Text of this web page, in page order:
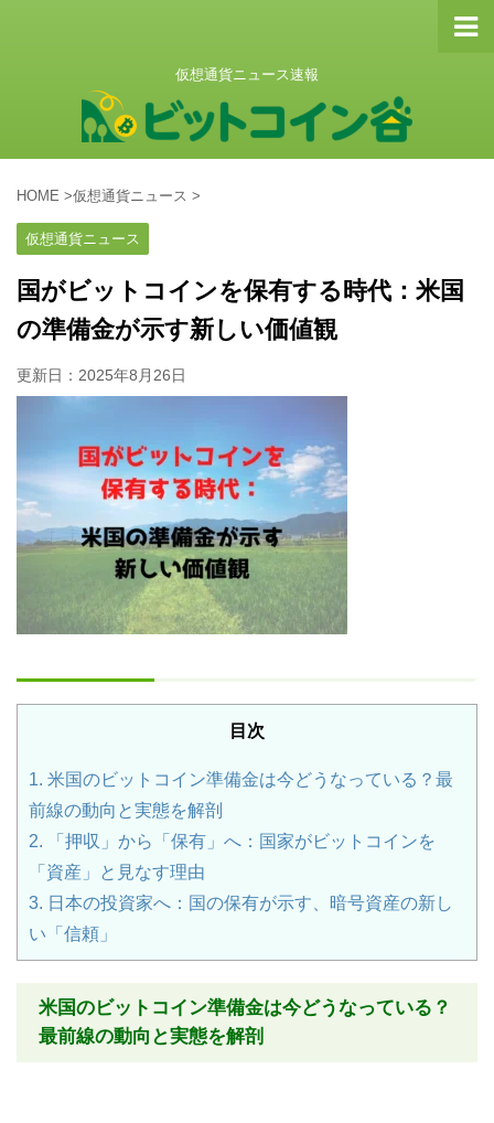
仮想通貨ニュース速報
HOME >仮想通貨ニュース >
仮想通貨ニュース
国がビットコインを保有する時代：米国
の準備金が示す新しい価値観
更新日： 2025年8月26日
目次
1. 米国のビットコイン準備金は今どうなっている？最
前線の動向と実態を解剖
2. 「押収」から「保有」へ：国家がビットコインを
「資産」と見なす理由
3. 日本の投資家へ：国の保有が示す、暗号資産の新し
い「信頼」
米国のビットコイン準備金は今どうなっている？
最前線の動向と実態を解剖